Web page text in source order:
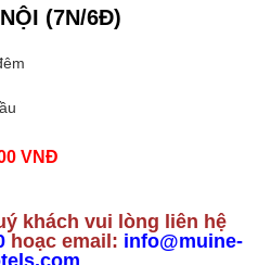
(7N/6Đ)
VNĐ
khách vui lòng liên hệ
hoạc email: info@muine-